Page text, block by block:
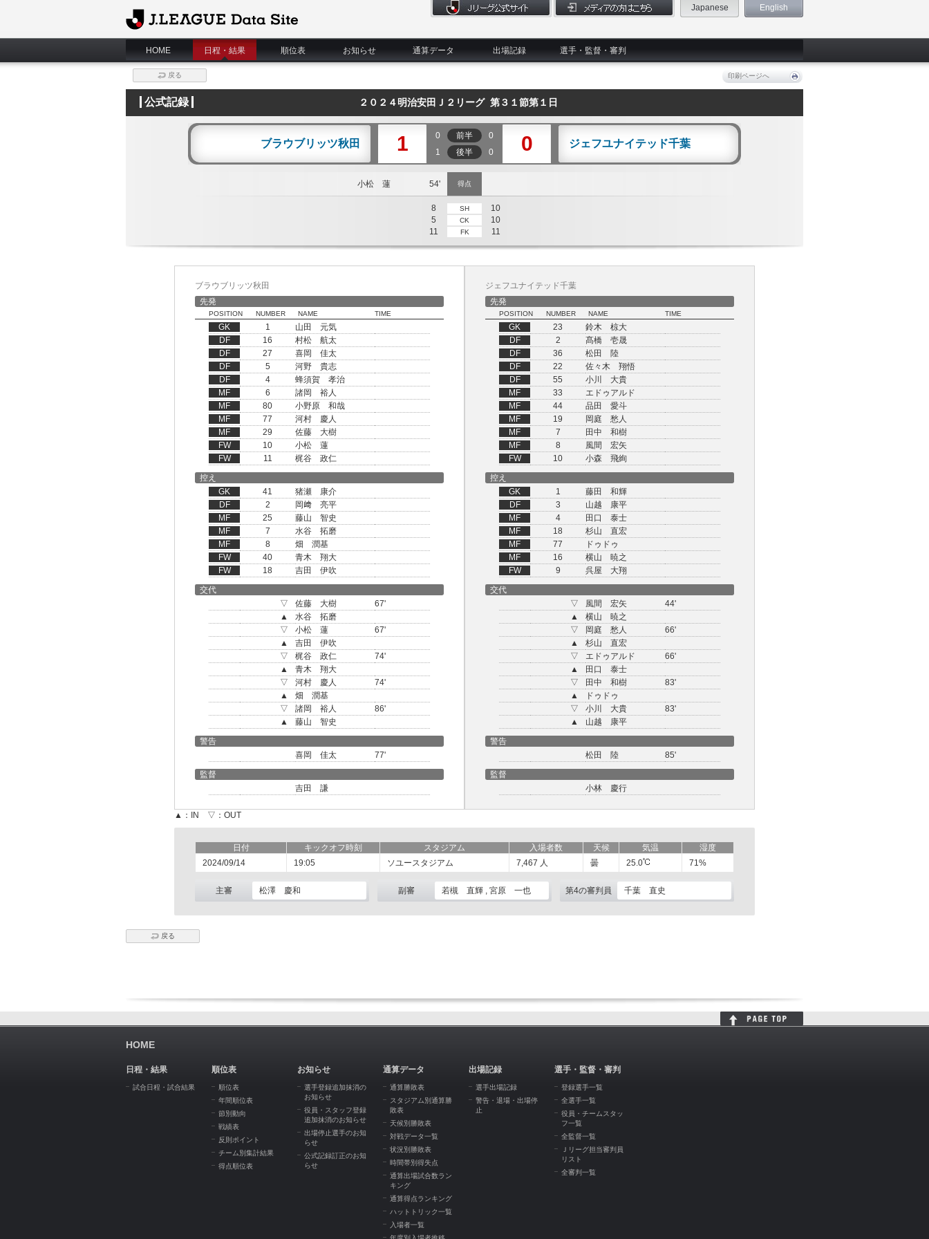
J.League Data Site
Japanese English
HOME 日程・結果 順位表 お知らせ 通算データ 出場記録 選手・監督・審判
戻る 印刷ページへ
公式記録 ２０２４明治安田Ｊ２リーグ 第３１節第１日
ブラウブリッツ秋田 1 0 前半
0
1
後半 0 0 ジェフユナイテッド千葉
小松 蓮 54' 得点
8 SH
10
5
CK
10
11
FK 11
ブラウブリッツ秋田
先発
POSITION NUMBER NAME TIME
GK 1
山田 元気
DF
16
村松 航太
DF
27
喜岡 佳太
DF
5
河野 貴志
DF
4
蜂須賀 孝治
MF
6
諸岡 裕人
MF
80
小野原 和哉
MF
77
河村 慶人
MF
29
佐藤 大樹
FW
10
小松 蓮
FW
11 梶谷 政仁
ジェフユナイテッド千葉
先発
POSITION NUMBER NAME TIME
GK 23
鈴木 椋大
DF
2
髙橋 壱晟
DF
36
松田 陸
DF
22
佐々木 翔悟
DF
55
小川 大貴
MF
33
エドゥアルド
MF
44
品田 愛斗
MF
19
岡庭 愁人
MF
7
田中 和樹
MF
8
風間 宏矢
FW
10
小森 飛絢
控え
GK
41
猪瀬 康介
DF
2
岡﨑 亮平
MF
25
藤山 智史
MF
7
水谷 拓磨
MF
8
畑 潤基
FW
40
青木 翔大
FW
18 吉田 伊吹
控え
GK
1
藤田 和輝
DF
3
山越 康平
MF
4
田口 泰士
MF
18
杉山 直宏
MF
77
ドゥドゥ
MF
16
横山 暁之
FW
9
呉屋 大翔
交代
▽
佐藤 大樹
67'
▲
水谷 拓磨
▽
小松 蓮
67'
▲
吉田 伊吹
▽
梶谷 政仁
74'
▲
青木 翔大
▽
河村 慶人
74'
▲
畑 潤基
▽
諸岡 裕人
86'
▲
藤山 智史
交代
▽
風間 宏矢
44'
▲
横山 暁之
▽
岡庭 愁人
66'
▲
杉山 直宏
▽
エドゥアルド
66'
▲
田口 泰士
▽
田中 和樹
83'
▲
ドゥドゥ
▽
小川 大貴
83'
▲
山越 康平
警告
喜岡 佳太
77'
警告
松田 陸
85'
監督
吉田 謙
監督
小林 慶行
▲：IN ▽：OUT
日付 キックオフ時刻 スタジアム 入場者数 天候 気温
湿度
2024/09/14
19:05 ソユースタジアム 7,467 人 曇 25.0 71%
主審 松澤 慶和 副審 若槻 直輝 , 宮原 一也 第4の審判員 千葉 直史
戻る
HOME
日程・結果
試合日程・試合結果
順位表
順位表
年間順位表
節別動向
戦績表
反則ポイント
チーム別集計結果
得点順位表
お知らせ
選手登録追加抹消の
お知らせ
役員・スタッフ登録
追加抹消のお知らせ
出場停止選手のお知
らせ
公式記録訂正のお知
らせ
通算データ
通算勝敗表
スタジアム別通算勝
敗表
天候別勝敗表
対戦データ一覧
状況別勝敗表
時間帯別得失点
通算出場試合数ラン
キング
通算得点ランキング
ハットトリック一覧
入場者一覧
出場記録
選手出場記録
警告・退場・出場停
止
選手・監督・審判
登録選手一覧
全選手一覧
役員・チームスタッ
フ一覧
全監督一覧
Ｊリーグ担当審判員
リスト
全審判一覧